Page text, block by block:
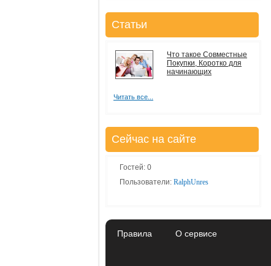
Статьи
Что такое Совместные
Покупки, Коротко для
начинающих
Читать все...
Сейчас на сайте
Гостей: 0
Пользователи: RalphUnres
Правила О сервисе